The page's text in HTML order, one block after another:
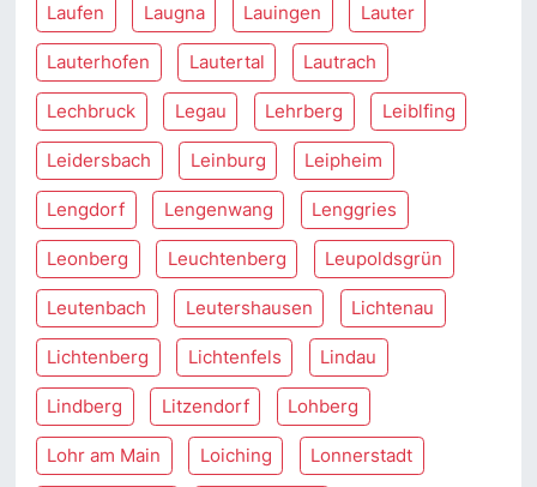
Laufen Laugna Lauingen Lauter
Lauterhofen Lautertal Lautrach
Lechbruck Legau Lehrberg Leiblfing
Leidersbach Leinburg Leipheim
Lengdorf Lengenwang Lenggries
Leonberg Leuchtenberg Leupoldsgrün
Leutenbach Leutershausen Lichtenau
Lichtenberg Lichtenfels Lindau
Lindberg Litzendorf Lohberg
Lohr am Main Loiching Lonnerstadt